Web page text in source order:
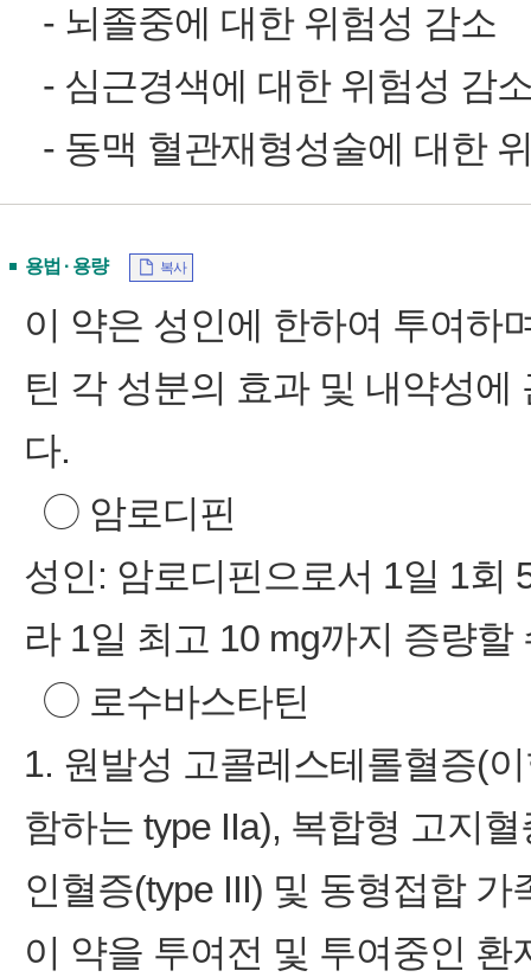
‑ 뇌졸중에 대한 위험성 감소
‑ 심근경색에 대한 위험성 감
‑ 동맥 혈관재형성술에 대한
용법 · 용량 복사
이 약은 성인에 한하여 투여하
틴 각 성분의 효과 및 내약성
다.
◯ 암로디핀
성인: 암로디핀으로서 1일 1회
라 1일 최고 10 mg까지 증량
◯ 로수바스타틴
1. 원발성 고콜레스테롤혈증(
함하는 type IIa), 복합형 고지
인혈증(type III) 및 동형접합
이 약을 투여전 및 투여중인